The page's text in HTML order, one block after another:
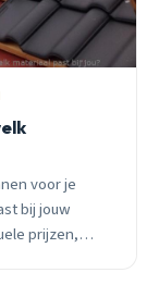
voor je
bij jouw
prijzen,